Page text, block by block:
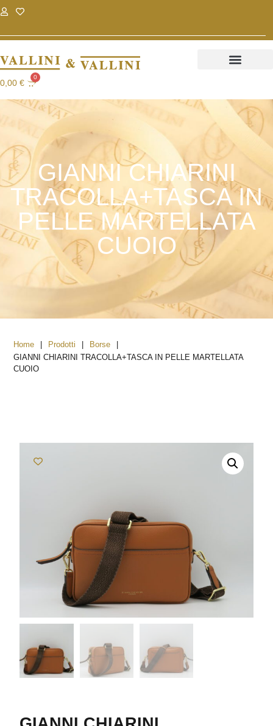
0,00 €
0
GIANNI CHIARINI
TRACOLLA+TASCA IN
PELLE MARTELLATA
CUOIO
Home | Prodotti | Borse
|
GIANNI CHIARINI TRACOLLA+TASCA IN PELLE MARTELLATA
CUOIO